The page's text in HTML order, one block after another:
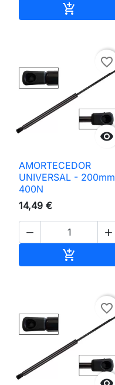


favorite_border
AMORTECEDOR
UNIVERSAL - 200mm
400N
14,49 €
 

favorite_border